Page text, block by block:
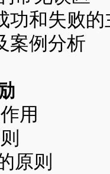
和失败的
案例分析
用
原则